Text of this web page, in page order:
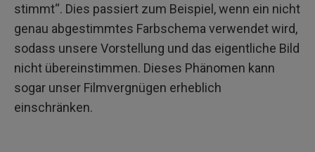
stimmt“. Dies passiert zum Beispiel, wenn ein nicht
genau abgestimmtes Farbschema verwendet wird,
sodass unsere Vorstellung und das eigentliche Bild
nicht übereinstimmen. Dieses Phänomen kann
sogar unser Filmvergnügen erheblich
einschränken.